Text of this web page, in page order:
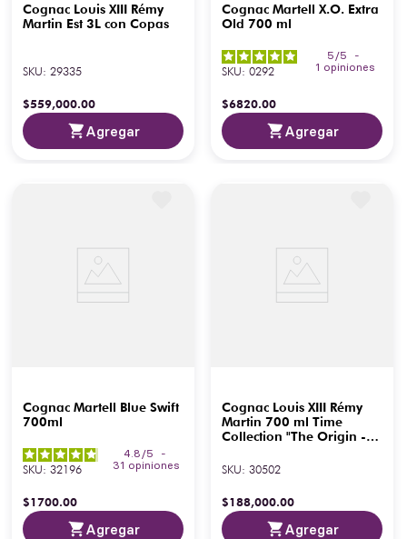
Cognac Louis XIII Rémy
Martin Est 3L con Copas
SKU: 29335
$559,000.00
Agregar
Cognac Martell X.O. Extra
Old 700 ml
5 /5
-
1 opiniones
SKU: 0292
$6820.00
Agregar
Cognac Martell Blue Swift
700ml
4.8 /5
-
31 opiniones
SKU: 32196
$1700.00
Agregar
Cognac Louis XIII Rémy
Martin 700 ml Time
Collection "The Origin -
SKU: 30502
$188,000.00
Agregar